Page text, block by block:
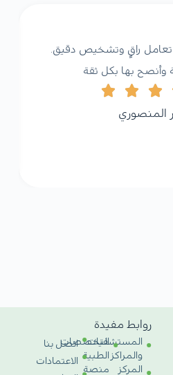
تعامل راقٍ وتشخيص دقيق.
وأنصح بها بكل ثقة
المنصوري
روابط مفيدة
المستشفيات
والمراكز
المركز
التخصصات
الطبية
منصة
اتصل بنا
الاعتمادات